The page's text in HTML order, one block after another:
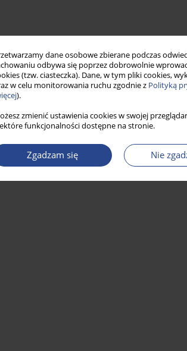
dane osobowe zbierane podczas
odbywa się poprzez dobrowolnie
(tzw. ciasteczka). Dane, w tym pliki cookies,
w celu monitorowania ruchu zgodnie z Polityką
).
zmienić ustawienia cookies w swojej
funkcjonalności dostępne na stronie.
Zgadzam się Nie